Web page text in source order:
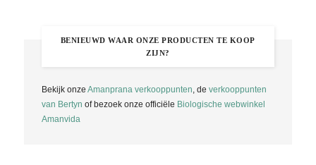
BENIEUWD WAAR ONZE PRODUCTEN TE KOOP
ZIJN?
Bekijk onze Amanprana verkooppunten , de verkooppunten
van Bertyn of bezoek onze officiële Biologische webwinkel
Amanvida